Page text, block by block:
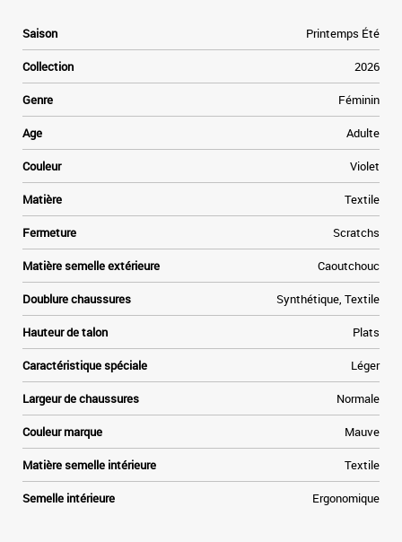
Saison Printemps Été
Collection 2026
Genre Féminin
Age Adulte
Couleur Violet
Matière Textile
Fermeture Scratchs
Matière semelle extérieure Caoutchouc
Doublure chaussures Synthétique, Textile
Hauteur de talon Plats
Caractéristique spéciale Léger
Largeur de chaussures Normale
Couleur marque Mauve
Matière semelle intérieure Textile
Semelle intérieure Ergonomique